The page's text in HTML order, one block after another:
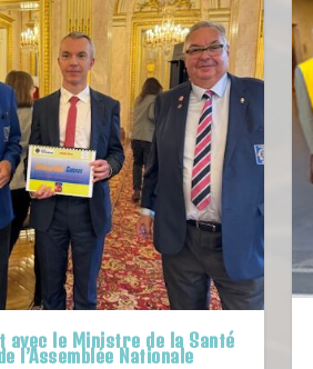
avec le Ministre de la Santé
l’Assemblée Nationale